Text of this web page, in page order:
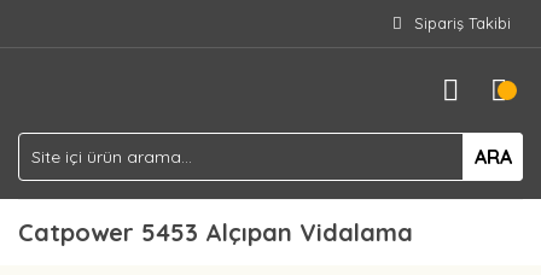
Sipariş Takibi
ARA
Catpower 5453 Alçıpan Vidalama